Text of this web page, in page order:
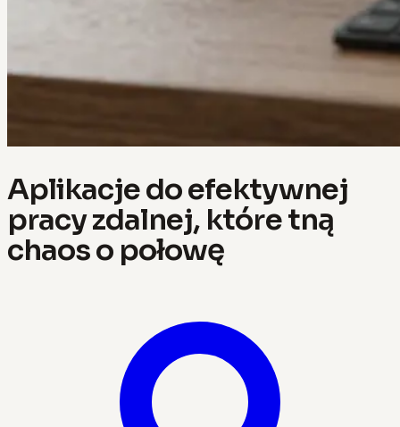
Aplikacje do efektywnej
pracy zdalnej, które tną
chaos o połowę